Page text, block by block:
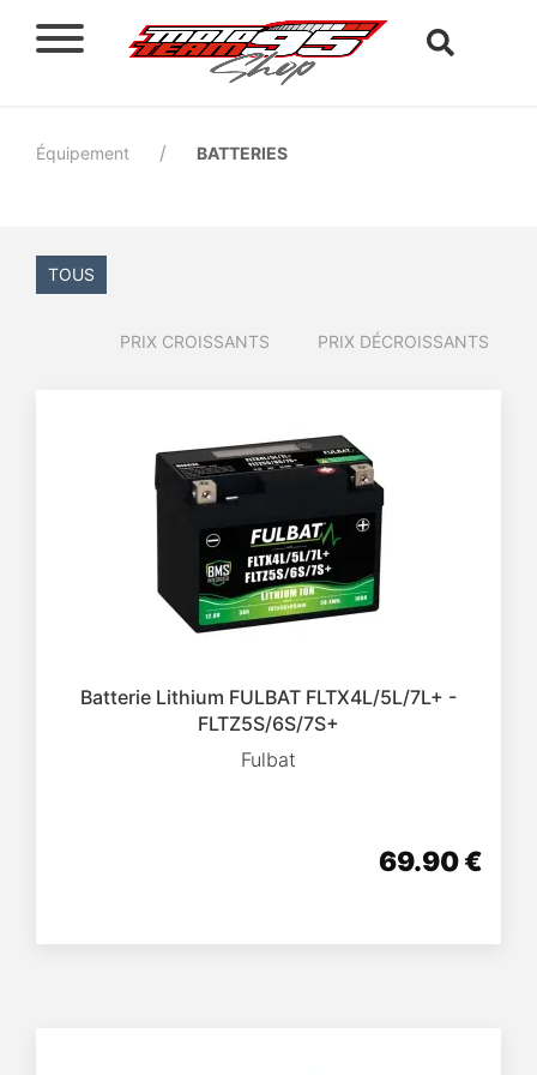
Équipement BATTERIES
TOUS
PRIX CROISSANTS PRIX DÉCROISSANTS
Batterie Lithium FULBAT FLTX4L/5L/7L+ -
FLTZ5S/6S/7S+
Fulbat
69.90 €